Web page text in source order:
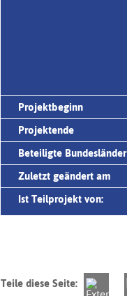
Projektbeginn
Projektende
Beteiligte Bundesländer
Zuletzt geändert am
Ist Teilprojekt von:
Teile diese Seite: